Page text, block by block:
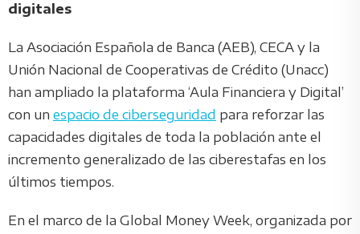
digitales
La Asociación Española de Banca (AEB), CECA y la
Unión Nacional de Cooperativas de Crédito (Unacc)
han ampliado la plataforma ‘Aula Financiera y Digital’
con un espacio de ciberseguridad para reforzar las
capacidades digitales de toda la población ante el
incremento generalizado de las ciberestafas en los
últimos tiempos.
En el marco de la Global Money Week, organizada por